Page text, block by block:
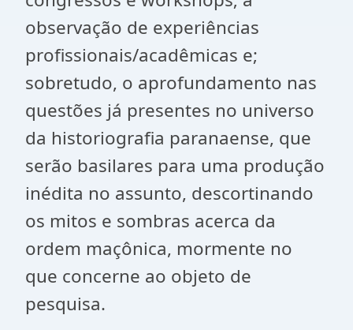
observação de experiências
profissionais/acadêmicas e;
sobretudo, o aprofundamento nas
questões já presentes no universo
da historiografia paranaense, que
serão basilares para uma produção
inédita no assunto, descortinando
os mitos e sombras acerca da
ordem maçônica, mormente no
que concerne ao objeto de
pesquisa.